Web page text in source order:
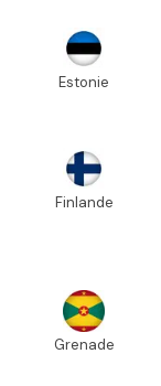
Estonie
Finlande
Grenade